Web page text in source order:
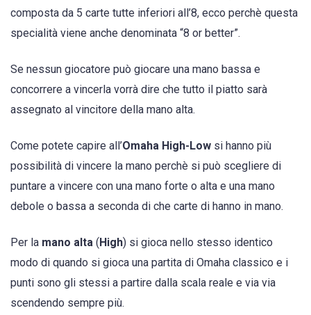
composta da 5 carte tutte inferiori all’8, ecco perchè questa
specialità viene anche denominata “8 or better”.
Se nessun giocatore può giocare una mano bassa e
concorrere a vincerla vorrà dire che tutto il piatto sarà
assegnato al vincitore della mano alta.
Come potete capire all’Omaha High-Low si hanno più
possibilità di vincere la mano perchè si può scegliere di
puntare a vincere con una mano forte o alta e una mano
debole o bassa a seconda di che carte di hanno in mano.
Per la mano alta (High) si gioca nello stesso identico
modo di quando si gioca una partita di Omaha classico e i
punti sono gli stessi a partire dalla scala reale e via via
scendendo sempre più.